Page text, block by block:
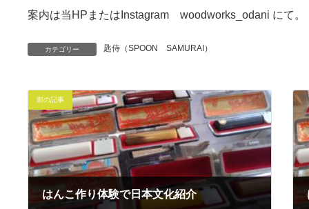
案内は当HPまたはInstagram woodworks_odani にて。
カテゴリー 匙侍（SPOON SAMURAI）
前の記事
はんこ作り体験で日本文化紹介